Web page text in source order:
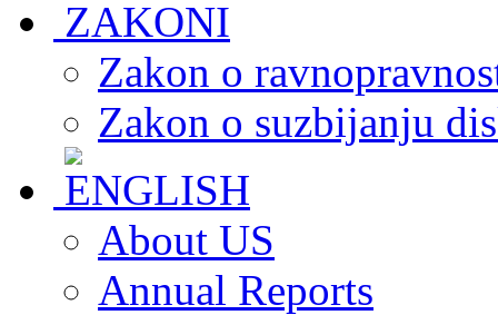
Zakon o
Zakon o suzbijanju
About US
Annual Reports